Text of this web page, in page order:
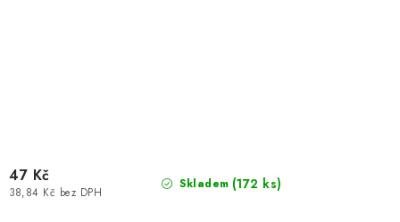
Skladem (172 ks)
38,84 Kč bez DPH
47 Kč